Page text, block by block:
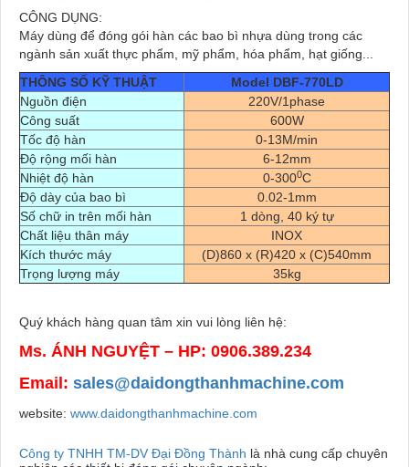
CÔNG DỤNG:
Máy dùng để đóng gói hàn các bao bì nhựa dùng trong các
ngành sản xuất thực phẩm, mỹ phẩm, hóa phẩm, hạt giống...
THÔNG SỐ KỸ THUẬT
Model DBF-770LD
Nguồn điện
220V/1phase
Công suất
600W
Tốc độ hàn
0-13M/min
Độ rộng mối hàn
6-12mm
Nhiệt độ hàn
0-3000C
Độ dày của bao bì
0.02-1mm
Số chữ in trên mối hàn
1 dòng, 40 ký tự
Chất liệu thân máy
INOX
Kích thước máy
(D)860 x (R)420 x (C)540mm
Trọng lượng máy
35kg
Quý khách hàng quan tâm xin vui lòng liên hệ:
Ms. ÁNH NGUYỆT – HP: 0906.389.234
Email: sales@daidongthanhmachine.com
website: www.daidongthanhmachine.com
Công ty TNHH TM-DV Đại Đồng Thành là nhà cung cấp chuyên